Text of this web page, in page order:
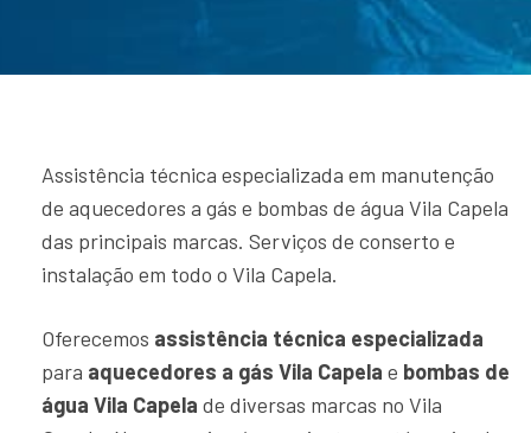
Assistência técnica especializada em manutenção
de aquecedores a gás e bombas de água Vila Capela
das principais marcas. Serviços de conserto e
instalação em todo o Vila Capela.
Oferecemos assistência técnica especializada
para aquecedores a gás Vila Capela e bombas de
água Vila Capela de diversas marcas no Vila